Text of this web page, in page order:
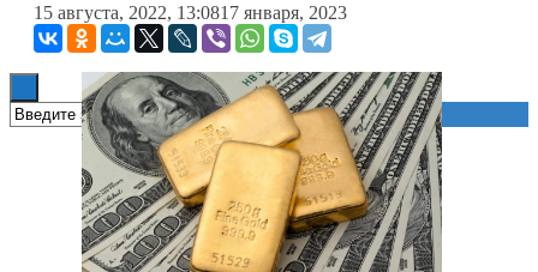
Книги
15 августа, 2022, 13:0817 января, 2023